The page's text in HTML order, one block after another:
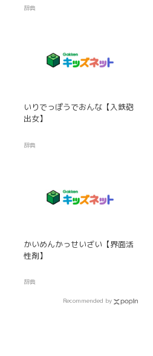
辞典
いりでっぽうでおんな【入鉄砲
出女】
辞典
かいめんかっせいざい【界面活
性剤】
辞典
Recommended by